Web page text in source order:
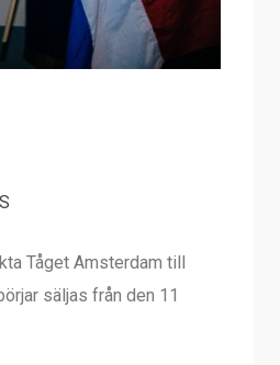
Tåget Amsterdam till
säljas från den 11